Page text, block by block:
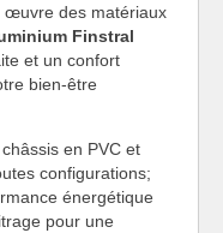
œuvre des matériaux
Finstral
et un confort
bien-être
en PVC et
configurations;
énergétique
pour une